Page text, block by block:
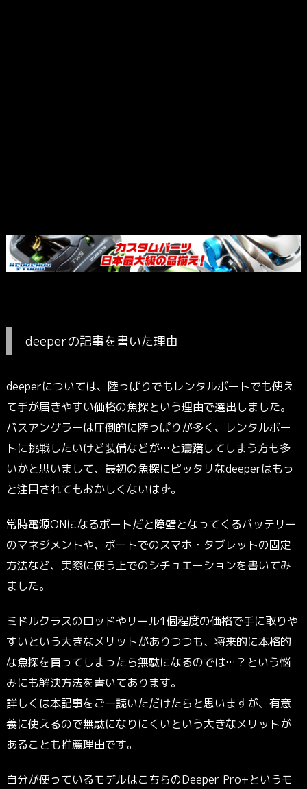
deeperの記事を書いた理由
deeperについては、陸っぱりでもレンタルボートでも使え
て手が届きやすい価格の魚探という理由で選出しました。
バスアングラーは圧倒的に陸っぱりが多く、レンタルボー
トに挑戦したいけど装備などが…と躊躇してしまう方も多
いかと思いまして、最初の魚探にピッタリなdeeperはもっ
と注目されてもおかしくないはず。
常時電源ONになるボートだと障壁となってくるバッテリー
のマネジメントや、ボートでのスマホ・タブレットの固定
方法など、実際に使う上でのシチュエーションを書いてみ
ました。
ミドルクラスのロッドやリール1個程度の価格で手に取りや
すいという大きなメリットがありつつも、将来的に本格的
な魚探を買ってしまったら無駄になるのでは…？という悩
みにも解決方法を書いてあります。
詳しくは本記事をご一読いただけたらと思いますが、有意
義に使えるので無駄になりにくいという大きなメリットが
あることも推薦理由です。
自分が使っているモデルはこちらのDeeper Pro+というモ